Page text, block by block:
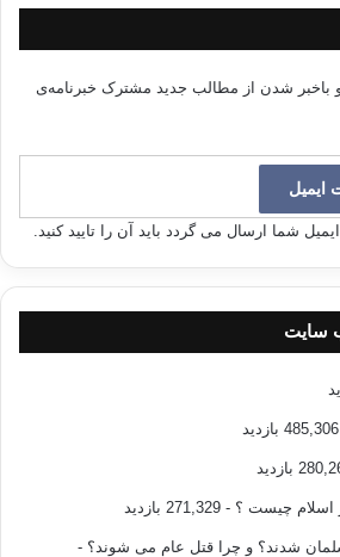
باخبر شدن از مطالب جدید مشترک خبرنامه‌ی
شما ارسال می گردد باید آن را تایید کنید.
سایت
اسلام چیست ؟ - 271,329 بازدید
شدند؟ و چرا قتل عام می شوند؟ -